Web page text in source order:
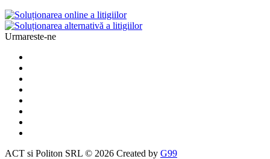
Urmareste-ne
ACT si Politon SRL © 2026 Created by G99